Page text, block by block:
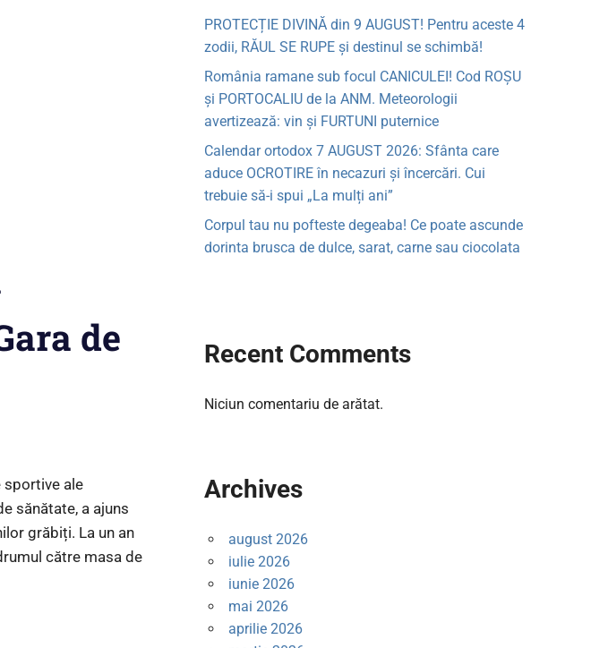
de
sportive ale
sănătate, a ajuns
grăbiți. La un an
către masa de
PROTECȚIE DIVINĂ din 9 AUGUST! Pentru aceste 4
zodii, RĂUL SE RUPE și destinul se schimbă!
România ramane sub focul CANICULEI! Cod ROȘU
și PORTOCALIU de la ANM. Meteorologii
avertizează: vin și FURTUNI puternice
Calendar ortodox 7 AUGUST 2026: Sfânta care
aduce OCROTIRE în necazuri și încercări. Cui
trebuie să-i spui „La mulți ani”
Corpul tau nu pofteste degeaba! Ce poate ascunde
dorinta brusca de dulce, sarat, carne sau ciocolata
Recent Comments
Niciun comentariu de arătat.
Archives
august 2026
iulie 2026
iunie 2026
mai 2026
aprilie 2026